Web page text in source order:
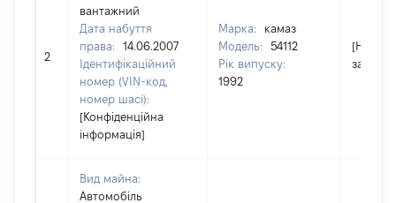
2
вантажний
Дата набуття
права:
14.06.2007
Ідентифікаційний
номер (VIN-код,
номер шасі):
[Конфіденційна
інформація]
Марка:
камаз
Модель:
54112
Рік випуску:
1992
[Не
Вид майна:
Автомобіль